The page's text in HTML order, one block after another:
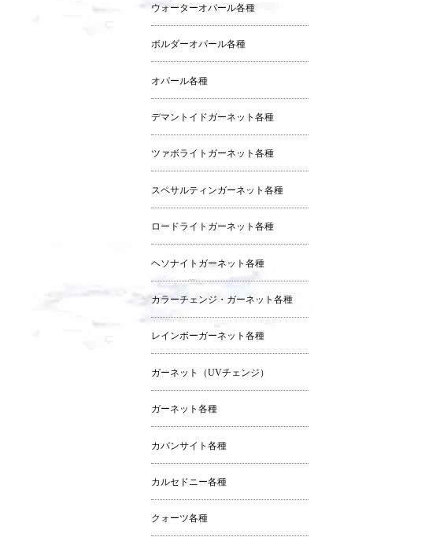
ウォーターオパール各種
ボルダーオパール各種
オパール各種
デマントイドガーネット各種
ツァボライトガーネット各種
スペサルティンガーネット各種
ロードライトガーネット各種
ヘソナイトガーネット各種
カラーチェンジ・ガーネット各種
レインボーガーネット各種
ガーネット（UVチェンジ）
ガーネット各種
カバンサイト各種
カルセドニー各種
クォーツ各種